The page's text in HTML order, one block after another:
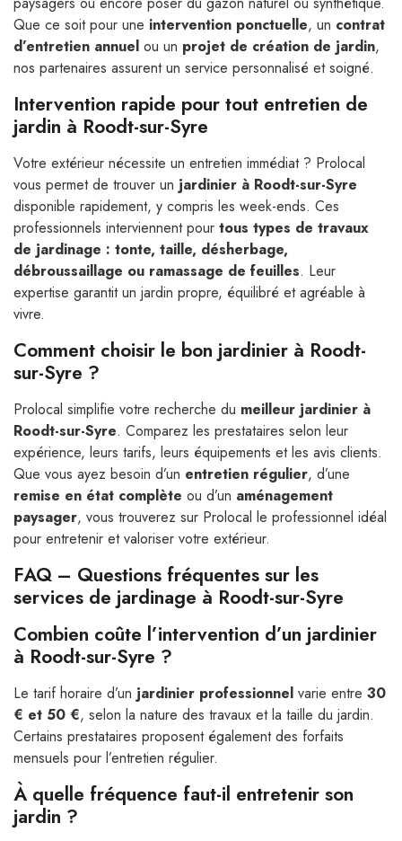
Que ce soit pour une intervention ponctuelle, un contrat
d’entretien annuel ou un projet de création de jardin,
nos partenaires assurent un service personnalisé et soigné.
Intervention rapide pour tout entretien de
jardin à Roodt-sur-Syre
Votre extérieur nécessite un entretien immédiat ? Prolocal
vous permet de trouver un jardinier à Roodt-sur-Syre
disponible rapidement, y compris les week-ends. Ces
professionnels interviennent pour tous types de travaux
de jardinage : tonte, taille, désherbage,
débroussaillage ou ramassage de feuilles. Leur
expertise garantit un jardin propre, équilibré et agréable à
vivre.
Comment choisir le bon jardinier à Roodt-
sur-Syre ?
Prolocal simplifie votre recherche du meilleur jardinier à
Roodt-sur-Syre. Comparez les prestataires selon leur
expérience, leurs tarifs, leurs équipements et les avis clients.
Que vous ayez besoin d’un entretien régulier, d’une
remise en état complète ou d’un aménagement
paysager, vous trouverez sur Prolocal le professionnel idéal
pour entretenir et valoriser votre extérieur.
FAQ – Questions fréquentes sur les
services de jardinage à Roodt-sur-Syre
Combien coûte l’intervention d’un jardinier
à Roodt-sur-Syre ?
Le tarif horaire d’un jardinier professionnel varie entre 30
€ et 50 €, selon la nature des travaux et la taille du jardin.
Certains prestataires proposent également des forfaits
mensuels pour l’entretien régulier.
À quelle fréquence faut-il entretenir son
jardin ?